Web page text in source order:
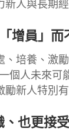
人與長期
增員」而
培養、激
個人未來可
新人特別有
、也更接